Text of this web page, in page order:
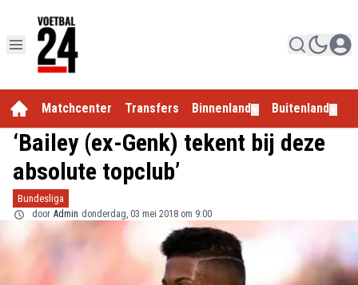
Matchcenter Transfers Binnenland Buitenland
‘Bailey (ex-Genk) tekent bij deze
absolute topclub’
Bundesliga
door Admin donderdag, 03 mei 2018 om 9:00